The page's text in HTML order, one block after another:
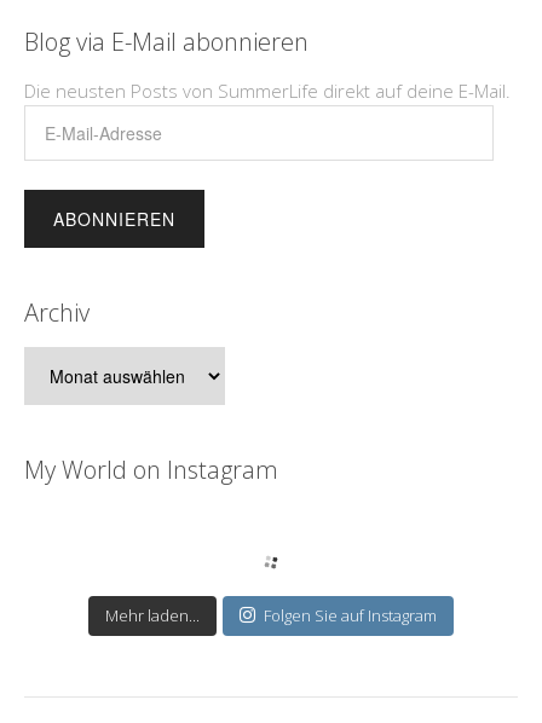
Blog via E-Mail abonnieren
Die neusten Posts von SummerLife direkt auf deine E-Mail.
Mail-
Archiv
My World on Instagram
Mehr laden... Folgen Sie auf Instagram